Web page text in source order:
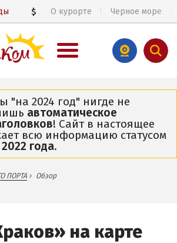
$ О курорте Черное море
и пансионаты
"на 2024 год" нигде не
автоматическое
! Сайт в настоящее
всю информацию статусом
года.
ПОРТА Обзор
на карте